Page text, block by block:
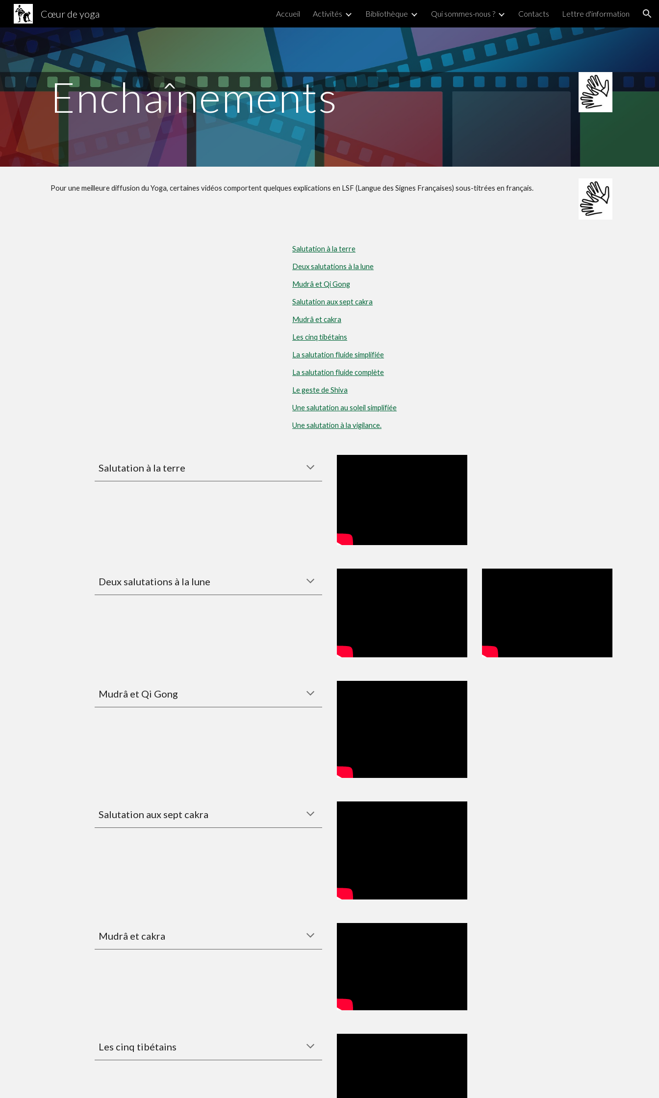
Skip to main content Skip to navigation
Cœur de yoga Accueil Activités Bibliothèque Qui sommes-nous ? Contacts Lettre d'information
Enchaînements
Pour une meilleure diffusion du Yoga, certaines vidéos comportent quelques explications en LSF (Langue des Signes Françaises) sous-titrées en français.
Salutation à la terre
Deux salutations à la lune
Mudrâ et Qi Gong
Salutation aux sept cakra
Mudrâ et cakra
Les cinq tibétains
La salutation fluide simplifiée
La salutation fluide complète
Le geste de Shiva
Une salutation au soleil simplifiée
Une salutation à la vigilance.
Salutation à la terre
Deux salutations à la lune
Mudrâ et Qi Gong
Salutation aux sept cakra
Mudrâ et cakra
Les cinq tibétains